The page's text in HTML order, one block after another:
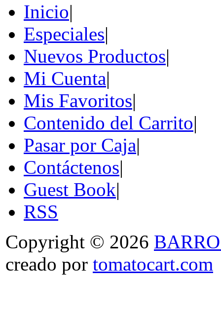
Inicio|
Especiales|
Nuevos Productos|
Mi Cuenta|
Mis Favoritos|
Contenido del Carrito|
Pasar por Caja|
Contáctenos|
Guest Book|
RSS
Copyright © 2026
creado por tomatocart.com